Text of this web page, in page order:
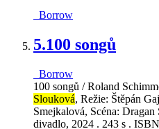
Borrow
5.100 songů
Borrow
100 songů / Roland
Slouková, Režie: Štěpán
Smejkalová, Scéna:
divadlo, 2024 . 243 s .